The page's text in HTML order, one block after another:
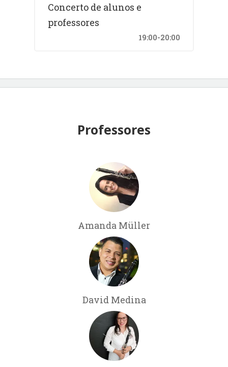
Concerto de alunos e
professores
19:00-20:00
Professores
Amanda Müller
David Medina